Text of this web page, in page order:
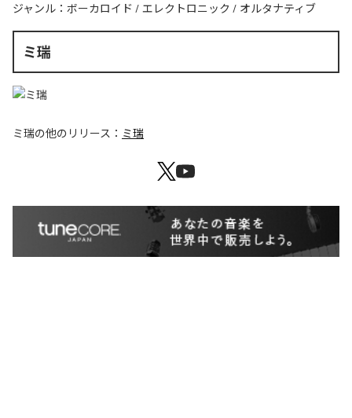
ジャンル： ボーカロイド / エレクトロニック / オルタナティブ
ミ瑞
ミ瑞の他のリリース： ミ瑞